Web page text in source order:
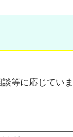
等に応じてい